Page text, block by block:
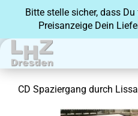
Bitte stelle sicher, dass
Preisanzeige Dein
CD Spa­zier­gang durch